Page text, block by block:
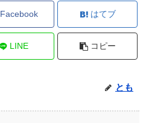
Facebook はてブ
LINE コピー
とも